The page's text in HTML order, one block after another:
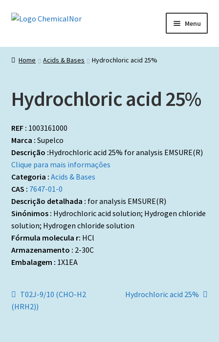
Ir
Saltar
Menu
Início
Catálogos de Representadas
Promoções
Home Acids & Bases Hydrochloric acid 25%
Hydrochloric acid 25%
REF : 1003161000
Marca : Supelco
Descrição :Hydrochloric acid 25% for analysis EMSURE(R)
Clique para mais informações
Categoria : Acids & Bases
CAS : 7647-01-0
Descrição detalhada : for analysis EMSURE(R)
Sinónimos : Hydrochloric acid solution; Hydrogen chloride
solution; Hydrogen chloride solution
Fórmula molecula r: HCl
Armazenamento : 2-30C
Embalagem : 1X1EA
Navegação
de
Artigo
anterior:
T02J-9/10 (CHO-H2
(HRH2))
Artigo
Hydrochloric acid 25%